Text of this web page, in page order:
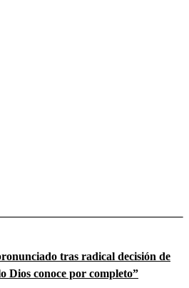
tras radical decisión de
Dios conoce por completo”